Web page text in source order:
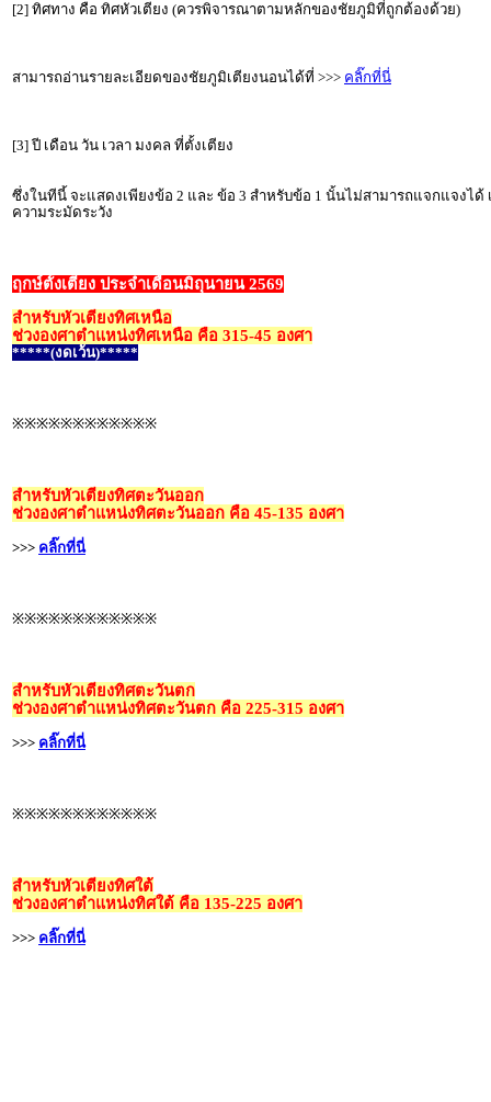
[2] ทิศทาง คือ ทิศหัวเตียง (ควรพิจารณาตามหลักของชัยภูมิที่ถูกต้องด้วย)
สามารถอ่านรายละเอียดของชัยภูมิเตียงนอนได้ที่ >>> คลิ๊กที่นี่
[3] ปี เดือน วัน เวลา มงคล ที่ตั้งเตียง
ซึ่งในทีนี้ จะแสดงเพียงข้อ 2 และ ข้อ 3 สำหรับข้อ 1 นั้นไม่สามารถแจกแจงไ
ความระมัดระวัง
ฤกษ์ตั้งเตียง ประจำเดือนมิถุนายน 2569
สำหรับหัวเตียงทิศเหนือ
ช่วงองศาตำแหน่งทิศเหนือ คือ 315-45 องศา
*****(งดเว้น)*****
※※※※※※※※※※※※
สำหรับหัวเตียงทิศตะวันออก
ช่วงองศาตำแหน่งทิศตะวันออก คือ 45-135 องศา
>>> คลิ๊กที่นี่
※※※※※※※※※※※※
สำหรับหัวเตียงทิศตะวันตก
ช่วงองศาตำแหน่งทิศตะวันตก คือ 225-315 องศา
>>> คลิ๊กที่นี่
※※※※※※※※※※※※
สำหรับหัวเตียงทิศใต้
ช่วงองศาตำแหน่งทิศใต้ คือ 135-225 องศา
>>> คลิ๊กที่นี่